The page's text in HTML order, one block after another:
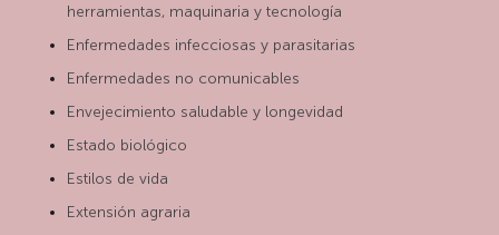
herramientas, maquinaria y tecnología
Enfermedades infecciosas y parasitarias
Enfermedades no comunicables
Envejecimiento saludable y longevidad
Estado biológico
Estilos de vida
Extensión agraria